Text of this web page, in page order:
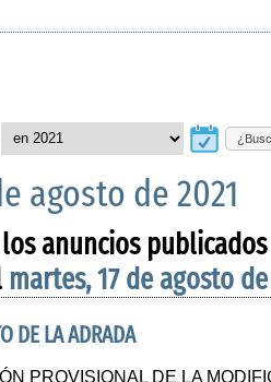
agosto de 2021
anuncios
martes, 17 de agosto de
DE LA ADRADA
PROVISIONAL DE LA